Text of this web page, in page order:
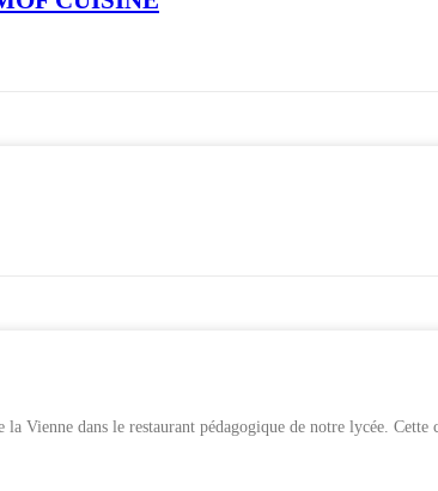
Vienne dans le restaurant pédagogique de notre lycée. Cette